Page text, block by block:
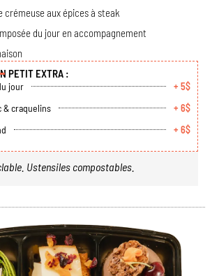
crémeuse aux épices à steak
du jour en accompagnement
PETIT EXTRA :
jour
+ 5$
& craquelins
+ 6$
+ 6$
Ustensiles compostables.